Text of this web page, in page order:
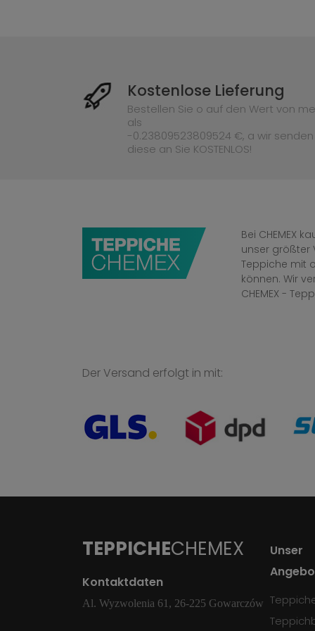
Kostenlose Lieferung
Bestellen Sie o auf den Wert von
als
-0.23809523809524 €, a wir senden
diese an Sie KOSTENLOS!
Bei CHEMEX
unser größter
Teppiche mit
können. Wir
CHEMEX -
Der Versand erfolgt in mit:
TEPPICHECHEMEX
Kontaktdaten
Al. Wyzwolenia 61, 26-225 Gowarczów
Unser